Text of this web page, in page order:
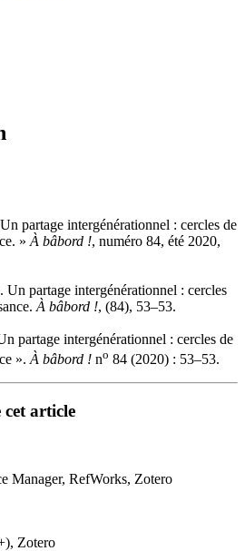
partage intergénérationnel : cercles de
» À bâbord !, numéro 84, été 2020,
partage intergénérationnel : cercles
À bâbord !, (84), 53–53.
partage intergénérationnel : cercles de
».À bâbord ! no 84 (2020) : 53–53.
article
Manager, RefWorks, Zotero
Zotero